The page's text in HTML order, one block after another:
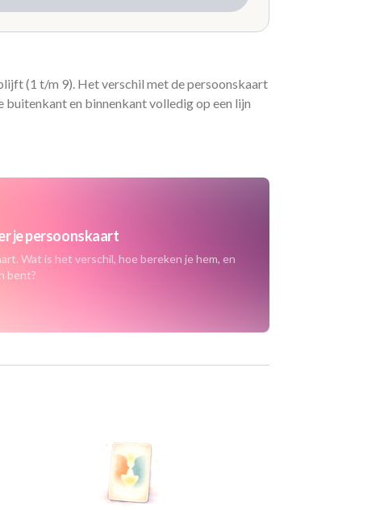
(1 t/m 9). Het verschil met de persoonskaart
en binnenkant volledig op een lijn
je persoonskaart
Wat is het verschil, hoe bereken je hem, en
bent?